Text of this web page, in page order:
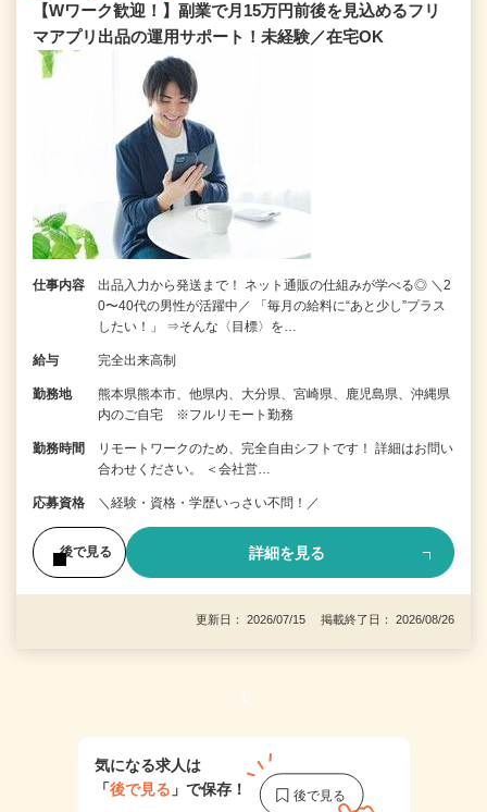
【Wワーク歓迎！】副業で月15万円前後を見込めるフリ
マアプリ出品の運用サポート！未経験／在宅OK
仕事内容
出品入力から発送まで！ ネット通販の仕組みが学べる◎ ＼2
0〜40代の男性が活躍中／ 「毎月の給料に“あと少し”プラス
したい！」 ⇒そんな〈目標〉を…
給与 完全出来高制
勤務地
熊本県熊本市、他県内、大分県、宮崎県、鹿児島県、沖縄県
内のご自宅 ※フルリモート勤務
勤務時間
リモートワークのため、完全自由シフトです！ 詳細はお問い
合わせください。 ＜会社営…
応募資格 ＼経験・資格・学歴いっさい不問！／
後で見る 詳細を見る
更新日： 2026/07/15 掲載終了日： 2026/08/26
1
気になる求人は
「後で見る 」で保存！